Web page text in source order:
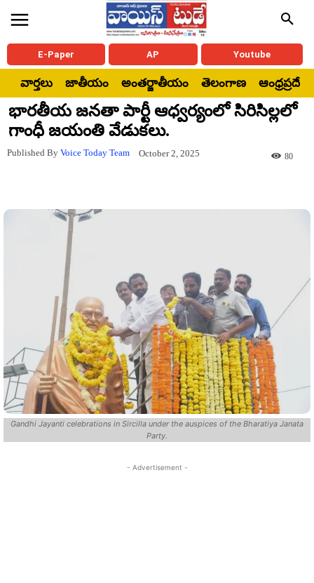
E-Paper AP Youtube
వార్తలు జాతీయం అంతర్జాతీయం తెలంగాణ ఆంధ్రప్రదేశ్
భారతీయ జనతా పార్టీ ఆధ్వర్యంలో సిరిసిల్లలో
గాంధీ జయంతి వేడుకలు.
Published By Voice Today Team October 2, 2025 80
Gandhi Jayanti celebrations in Sircilla under the auspices of the Bharatiya Janata
Party.
- Advertisement -